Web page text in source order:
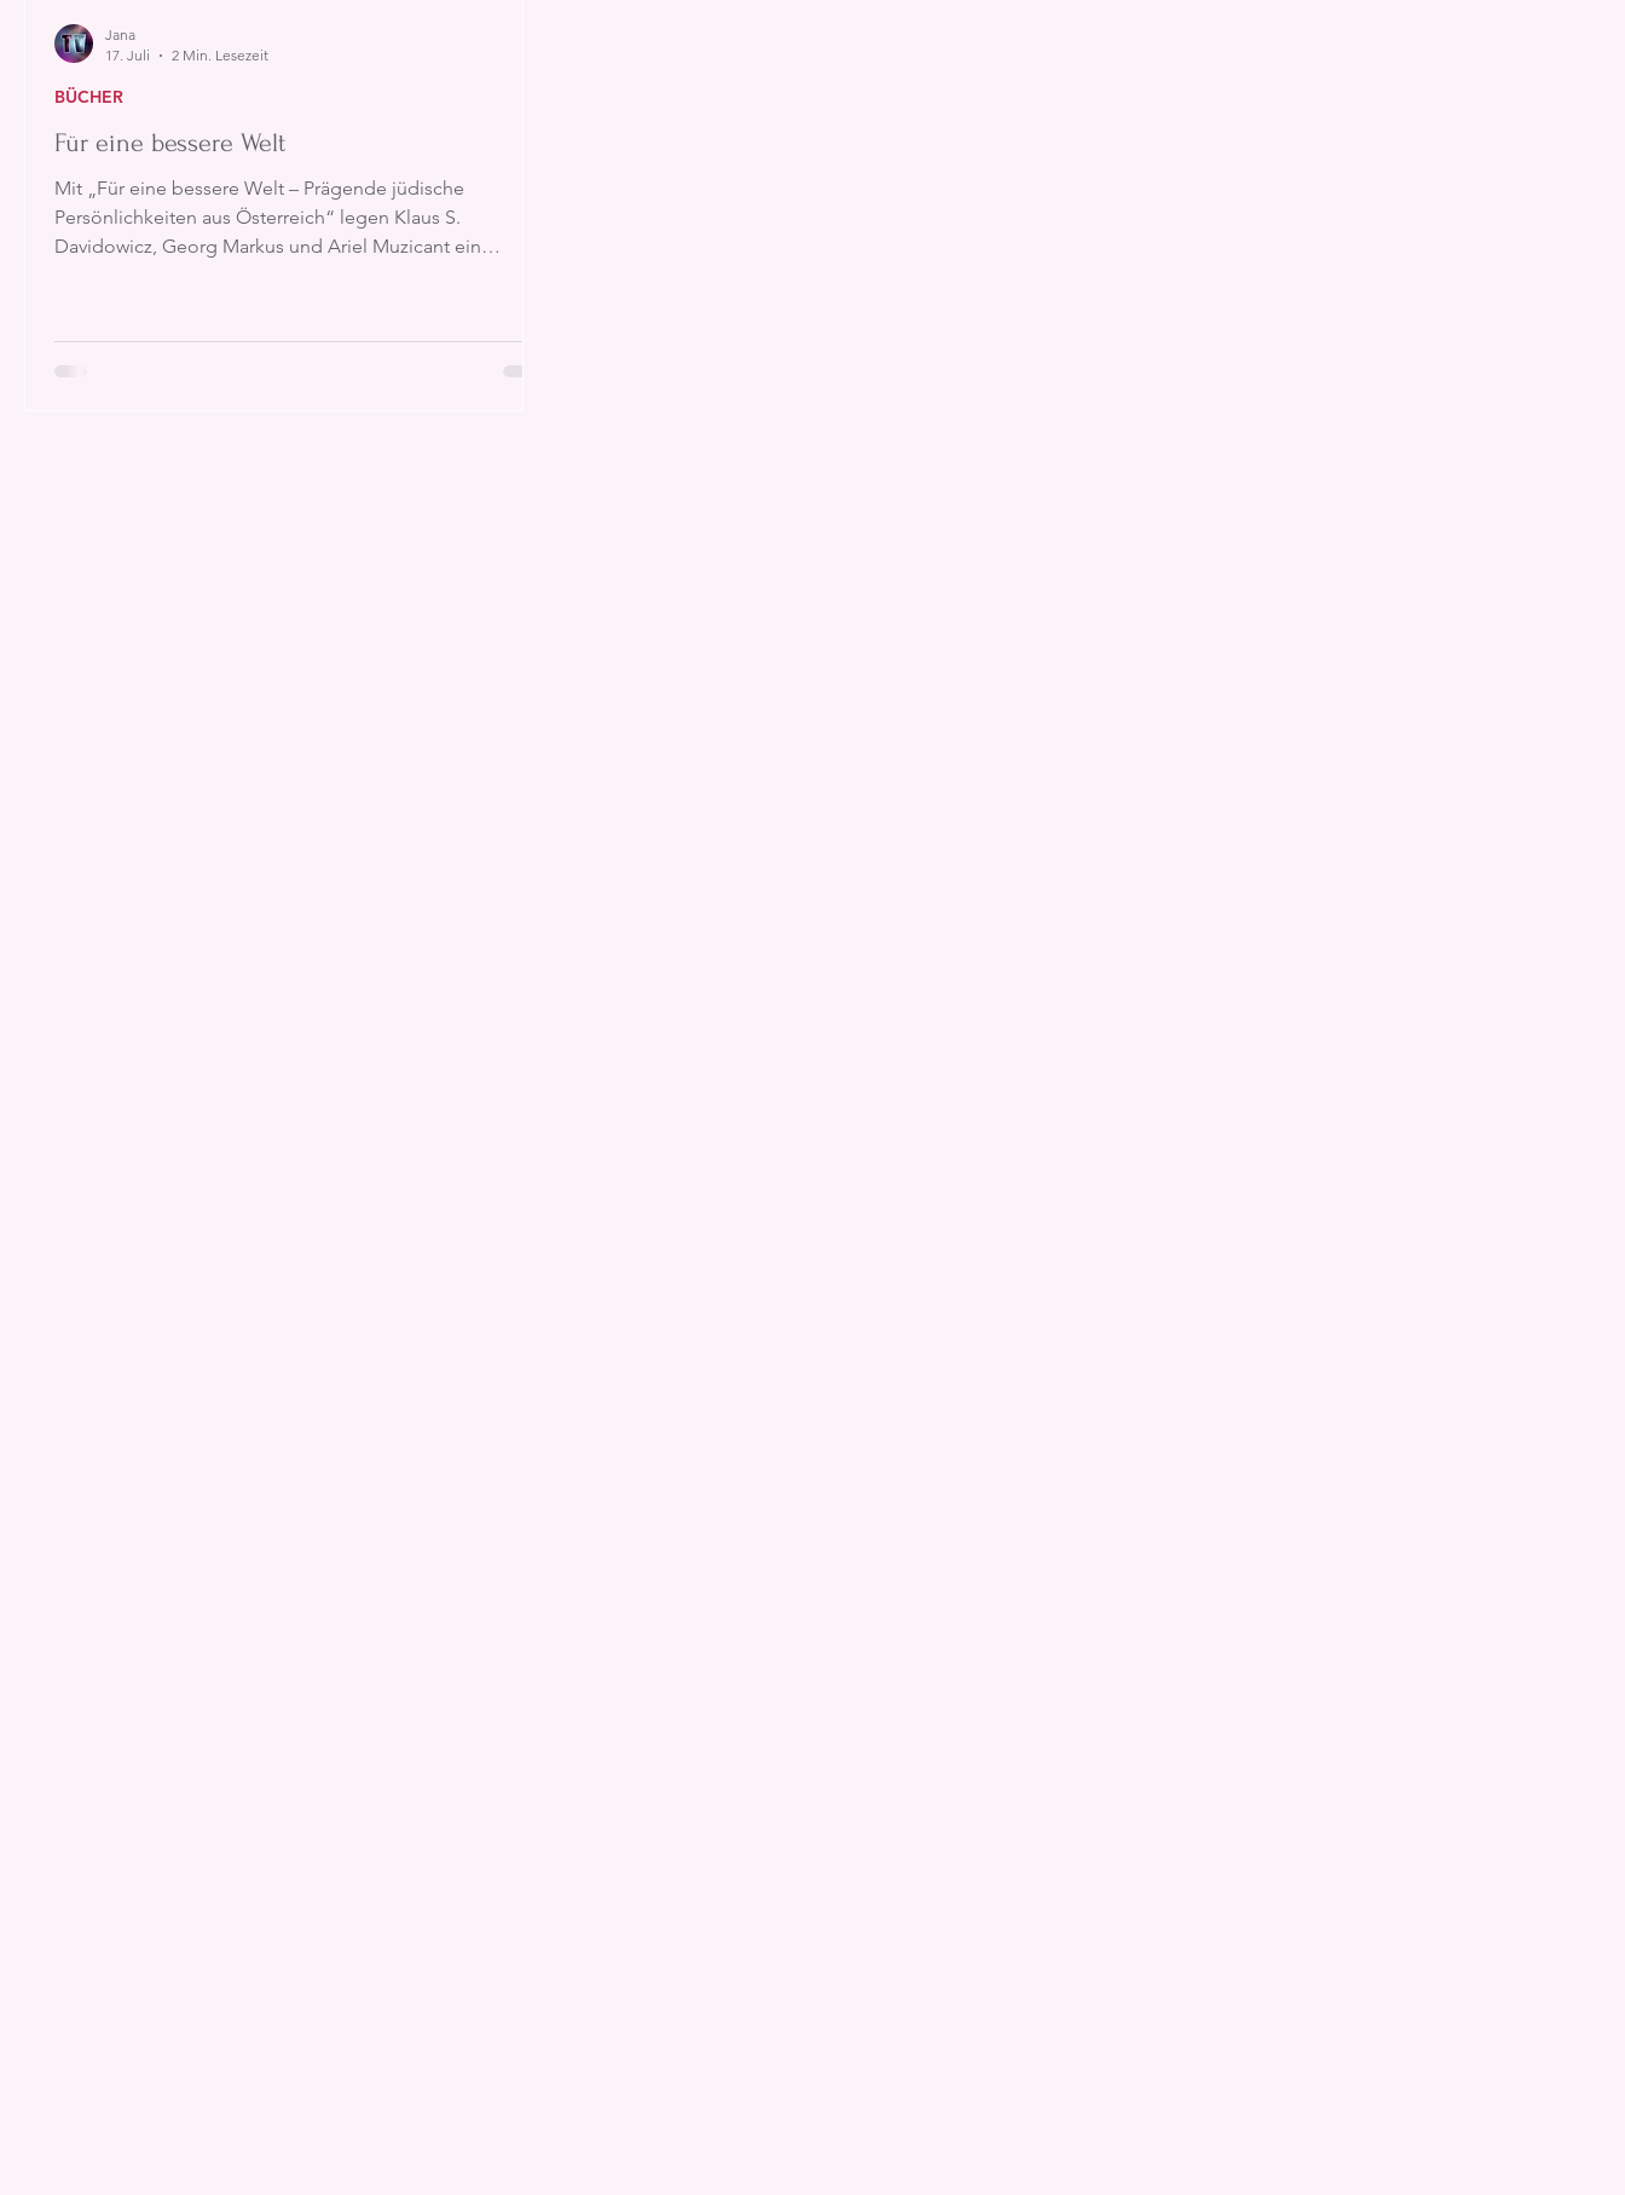
Für eine bessere Welt
Mit „Für eine bessere Welt – Prägende jüdische
Persönlichkeiten aus Österreich“ legen Klaus S.
Davidowicz, Georg Markus und Ariel Muzicant ein
BÜCHER
Jana
17. Juli
2 Min. Lesezeit